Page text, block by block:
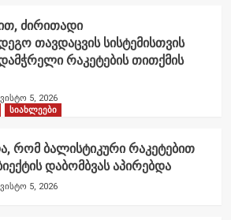
ძირითადი
თავდაცვის სისტემისთვის
რაკეტების თითქმის
5, 2026
სიახლეები
რომ ბალისტიკური რაკეტებით
დაბომბვას აპირებდა
5, 2026